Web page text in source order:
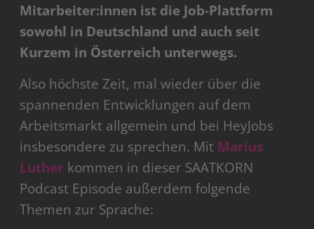
Mitarbeiter:innen ist die Job-Plattform
sowohl in Deutschland und auch seit
Kurzem in Österreich unterwegs.
Also höchste Zeit, mal wieder über die
spannenden Entwicklungen auf dem
Arbeitsmarkt allgemein und bei HeyJobs
insbesondere zu sprechen. Mit Marius
Luther kommen in dieser SAATKORN
Podcast Episode außerdem folgende
Themen zur Sprache: